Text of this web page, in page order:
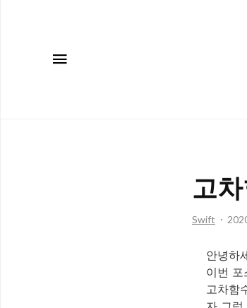
고
Swift
안녕하
이번 포
고차함